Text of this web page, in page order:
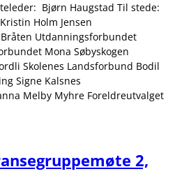
Bjørn Haugstad Til stede:
Holm Jensen
Utdanningsforbundet
Mona Søbyskogen
Skolenes Landsforbund Bodil
Signe Kalsnes
Melby Myhre Foreldreutvalget
2,